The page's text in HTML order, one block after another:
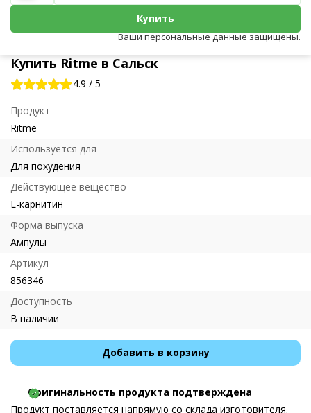
Купить Ritme в Сальск
4.9 / 5
Продукт
Ritme
Используется для
Для похудения
Действующее вещество
L-карнитин
Форма выпуска
Ампулы
Артикул
856346
Доступность
В наличии
Добавить в корзину
Купить
Ваши персональные данные защищены.
Оригинальность продукта подтверждена
Продукт поставляется напрямую со склада изготовителя.